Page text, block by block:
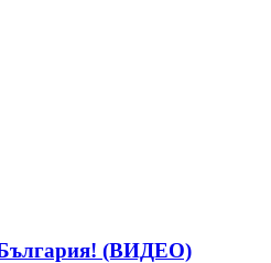
България! (ВИДЕО)